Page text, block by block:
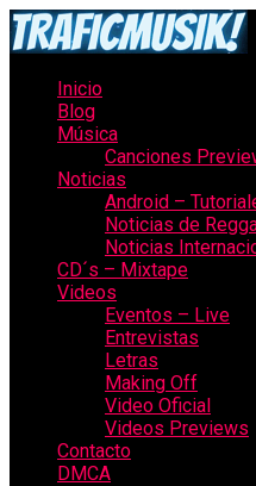
Inicio
Blog
Música
Canciones
Noticias
Android –
Noticias de
Noticias
CD´s – Mixtape
Videos
Eventos – Live
Entrevistas
Letras
Making Off
Video Oficial
Videos Previews
Contacto
DMCA